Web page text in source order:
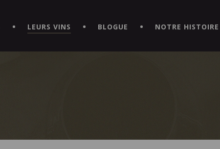
LEURS VINS BLOGUE NOTRE HISTOIRE